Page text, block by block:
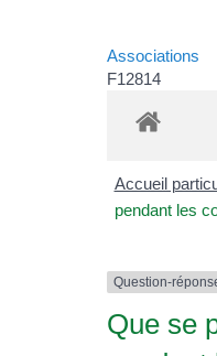
Associations
F12814
Accueil
pendant les
Question-
Que se